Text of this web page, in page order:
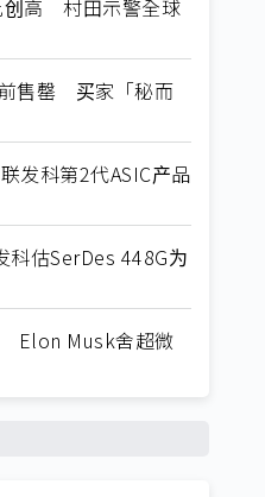
创高 村田示警全球
售罄 买家「秘而
发科第2代ASIC产品
估SerDes 448G为
Elon Musk舍超微